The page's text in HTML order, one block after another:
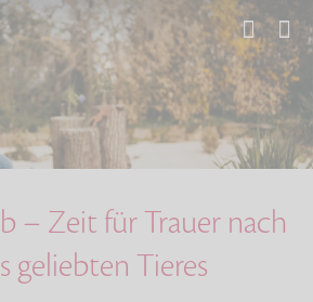
nach dem Tod d…
– Zeit für Trauer nach
geliebten Tieres